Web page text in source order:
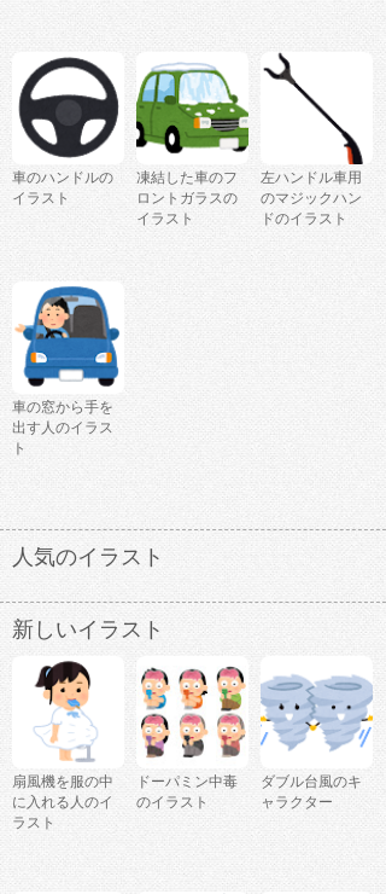
車のハンドルの
イラスト
凍結した車のフ
ロントガラスの
イラスト
左ハンドル車用
のマジックハン
ドのイラスト
車の窓から手を
出す人のイラス
ト
人気のイラスト
新しいイラスト
扇風機を服の中
に入れる人のイ
ラスト
ドーパミン中毒
のイラスト
ダブル台風のキ
ャラクター